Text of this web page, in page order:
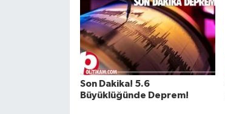
Son Dakika! 5.6
Büyüklüğünde Deprem!